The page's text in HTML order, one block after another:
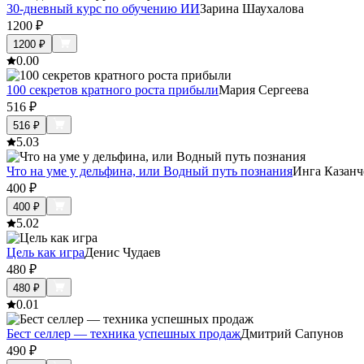
30-дневный курс по обучению ИИЗарина Шаухалова
1200 ₽
1200 ₽
0.00
100 секретов кратного роста прибылиМария Сергеева
516 ₽
516 ₽
5.03
Что на уме у дельфина, или Водный путь познанияИнга
400 ₽
400 ₽
5.02
Цель как играДенис Чудаев
480 ₽
480 ₽
0.01
Бест селлер — техника успешных продажДмитрий Сапунов
490 ₽